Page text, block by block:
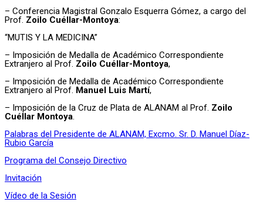
– Conferencia Magistral Gonzalo Esquerra Gómez, a cargo del
Prof. Zoilo Cuéllar-Montoya:
“MUTIS Y LA MEDICINA”
– Imposición de Medalla de Académico Correspondiente
Extranjero al Prof. Zoilo Cuéllar-Montoya,
– Imposición de Medalla de Académico Correspondiente
Extranjero al Prof. Manuel Luis Martí,
– Imposición de la Cruz de Plata de ALANAM al Prof. Zoilo
Cuéllar Montoya.
Palabras del Presidente de ALANAM, Excmo. Sr. D. Manuel Díaz-
Rubio García
Programa del Consejo Directivo
Invitación
Vídeo de la Sesión